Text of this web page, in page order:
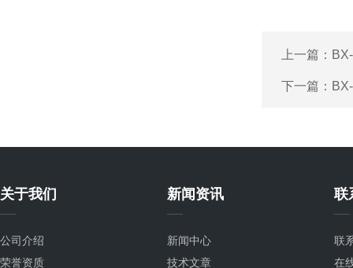
上一篇：
下一篇：
关于我们
公司介绍
荣誉资质
新闻资讯
新闻中心
技术文章
联
联
在